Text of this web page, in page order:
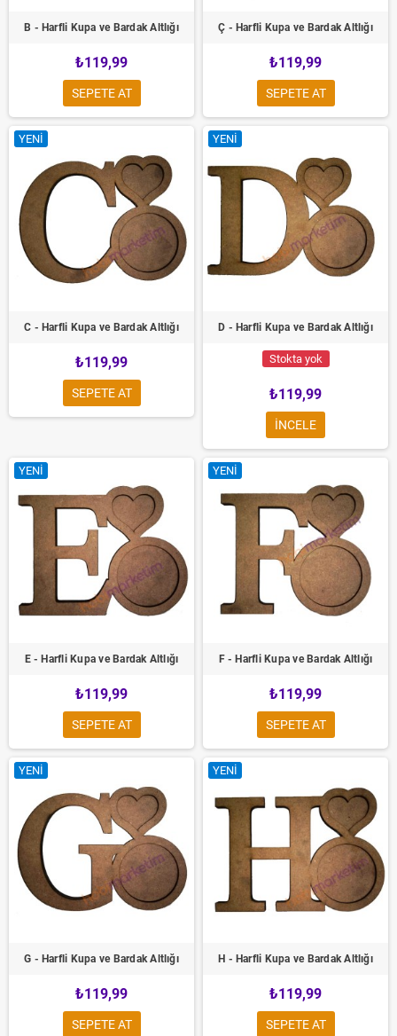
B - Harfli Kupa ve Bardak Altlığı
₺119,99
SEPETE AT
Ç - Harfli Kupa ve Bardak Altlığı
₺119,99
SEPETE AT
YENI
C - Harfli Kupa ve Bardak Altlığı
₺119,99
SEPETE AT
YENI
D - Harfli Kupa ve Bardak Altlığı
Stokta yok
₺119,99
INCELE
YENI
E - Harfli Kupa ve Bardak Altlığı
₺119,99
SEPETE AT
YENI
F - Harfli Kupa ve Bardak Altlığı
₺119,99
SEPETE AT
YENI
G - Harfli Kupa ve Bardak Altlığı
₺119,99
SEPETE AT
YENI
H - Harfli Kupa ve Bardak Altlığı
₺119,99
SEPETE AT